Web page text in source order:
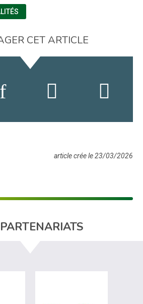
CET ARTICLE
article crée le 23/03/2026